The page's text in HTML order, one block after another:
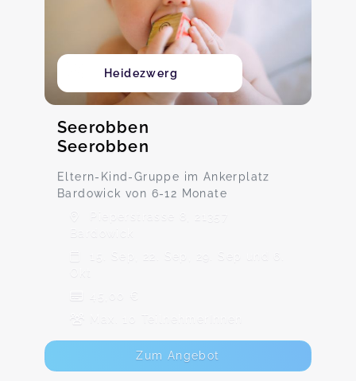
Heidezwerg
Seerobben
Seerobben
Eltern-Kind-Gruppe im Ankerplatz
Bardowick von 6-12 Monate
Pieperstrasse 8, 21357
15. Sep, 22. Sep, 29. Sep und 6.
Okt
45,00 €
Max. 10 TeilnehmerInnen
Zum Angebot